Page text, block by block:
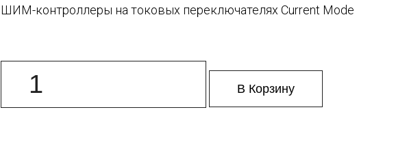
ШИМ-контроллеры на токовых переключателях Current Mode
В Корзину